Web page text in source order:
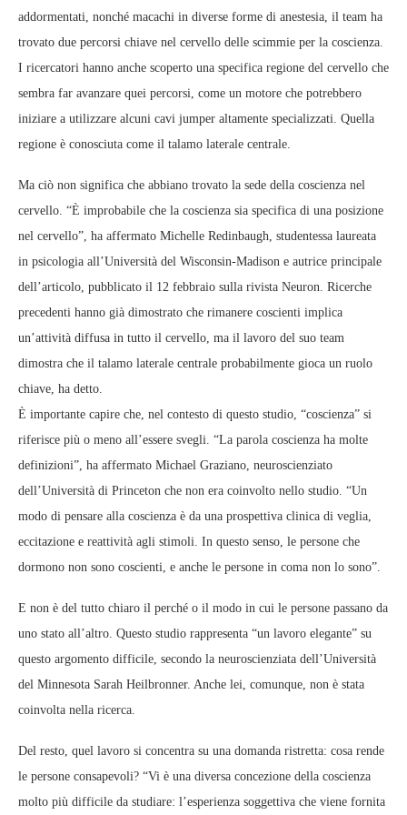
addormentati, nonché macachi in diverse forme di anestesia, il team ha
trovato due percorsi chiave nel cervello delle scimmie per la coscienza.
I ricercatori hanno anche scoperto una specifica regione del cervello che
sembra far avanzare quei percorsi, come un motore che potrebbero
iniziare a utilizzare alcuni cavi jumper altamente specializzati. Quella
regione è conosciuta come il talamo laterale centrale.
Ma ciò non significa che abbiano trovato la sede della coscienza nel
cervello. “È improbabile che la coscienza sia specifica di una posizione
nel cervello”, ha affermato Michelle Redinbaugh, studentessa laureata
in psicologia all’Università del Wisconsin-Madison e autrice principale
dell’articolo, pubblicato il 12 febbraio sulla rivista Neuron. Ricerche
precedenti hanno già dimostrato che rimanere coscienti implica
un’attività diffusa in tutto il cervello, ma il lavoro del suo team
dimostra che il talamo laterale centrale probabilmente gioca un ruolo
chiave, ha detto.
È importante capire che, nel contesto di questo studio, “coscienza” si
riferisce più o meno all’essere svegli. “La parola coscienza ha molte
definizioni”, ha affermato Michael Graziano, neuroscienziato
dell’Università di Princeton che non era coinvolto nello studio. “Un
modo di pensare alla coscienza è da una prospettiva clinica di veglia,
eccitazione e reattività agli stimoli. In questo senso, le persone che
dormono non sono coscienti, e anche le persone in coma non lo sono”.
E non è del tutto chiaro il perché o il modo in cui le persone passano da
uno stato all’altro. Questo studio rappresenta “un lavoro elegante” su
questo argomento difficile, secondo la neuroscienziata dell’Università
del Minnesota Sarah Heilbronner. Anche lei, comunque, non è stata
coinvolta nella ricerca.
Del resto, quel lavoro si concentra su una domanda ristretta: cosa rende
le persone consapevoli? “Vi è una diversa concezione della coscienza
molto più difficile da studiare: l’esperienza soggettiva che viene fornita